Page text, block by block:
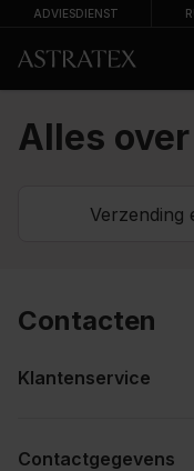
ADVIESDIENST
Alles
Verzending
Contacten
Klantenservice
Contactgegevens